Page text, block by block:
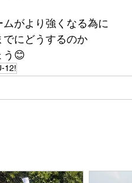
ムがより強くなる為に
でにどうするのか
う😊
12!